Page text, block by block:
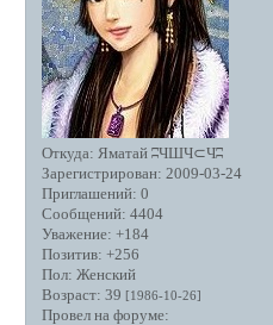
Откуда: Яматай ʭЧШЧ⊂Чʭ
Зарегистрирован: 2009-03-24
Приглашений: 0
Сообщений: 4404
Уважение: +184
Позитив: +256
Пол: Женский
Возраст: 39 [1986-10-26]
Провел на форуме: